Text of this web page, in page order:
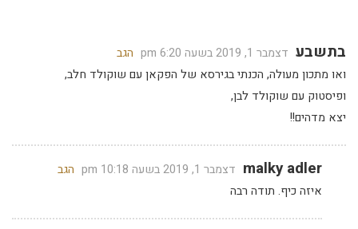
בתשבע דצמבר 1, 2019 בשעה 6:20 pm
הגב
ואו מתכון מעולה, הכנתי בגירסא של הפקאן עם שוקולד חלב,
ופיסטוק עם שוקולד לבן,
יצא מדהים!!
malky adler דצמבר 1, 2019 בשעה 10:18 pm
הגב
איזה כיף. תודה רבה